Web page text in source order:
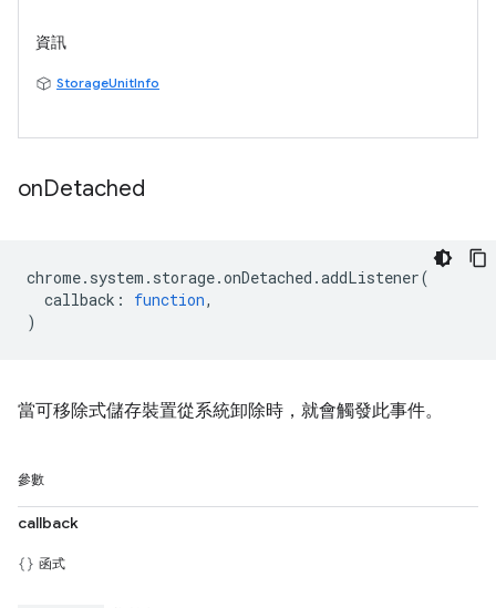
資訊
StorageUnitInfo
onDetached
chrome. system . storage.onDetached .addListener(
callback : function,
)
當可移除式儲存裝置從系統卸除時，就會觸發此事件。
參數
callback
函式